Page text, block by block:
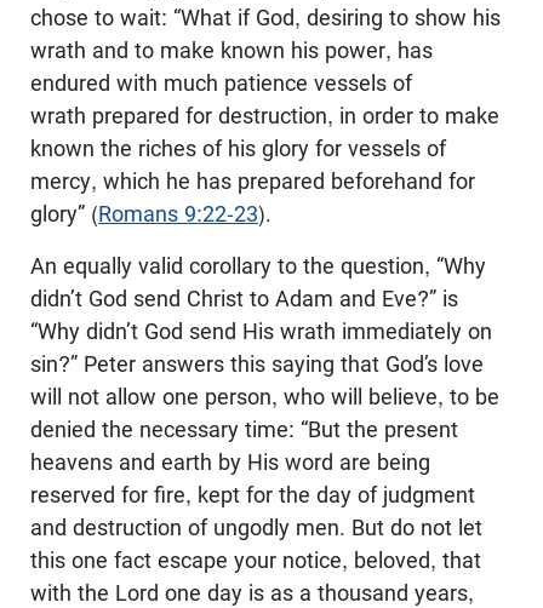
chose to wait: “What if God, desiring to show his
wrath and to make known his power, has
endured with much patience vessels of
wrath prepared for destruction, in order to make
known the riches of his glory for vessels of
mercy, which he has prepared beforehand for
glory” (Romans 9:22-23).
An equally valid corollary to the question, “Why
didn’t God send Christ to Adam and Eve?” is
“Why didn’t God send His wrath immediately on
sin?” Peter answers this saying that God’s love
will not allow one person, who will believe, to be
denied the necessary time: “But the present
heavens and earth by His word are being
reserved for fire, kept for the day of judgment
and destruction of ungodly men. But do not let
this one fact escape your notice, beloved, that
with the Lord one day is as a thousand years,